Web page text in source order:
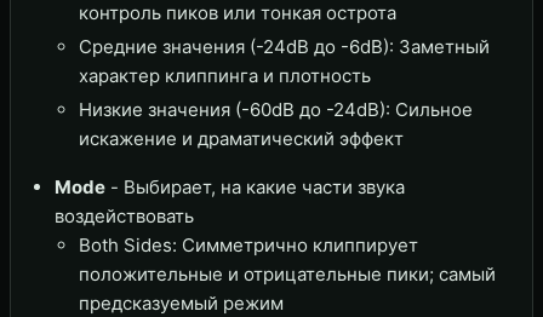
контроль пиков или тонкая острота
Средние значения (-24dB до -6dB): Заметный
характер клиппинга и плотность
Низкие значения (-60dB до -24dB): Сильное
искажение и драматический эффект
Mode - Выбирает, на какие части звука
воздействовать
Both Sides: Симметрично клиппирует
положительные и отрицательные пики; самый
предсказуемый режим